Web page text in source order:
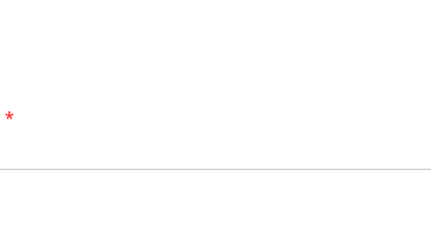
*